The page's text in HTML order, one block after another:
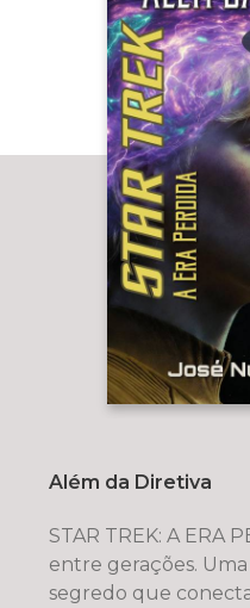
Além da Diretiva
STAR TREK: A ERA
entre gerações.
segredo que